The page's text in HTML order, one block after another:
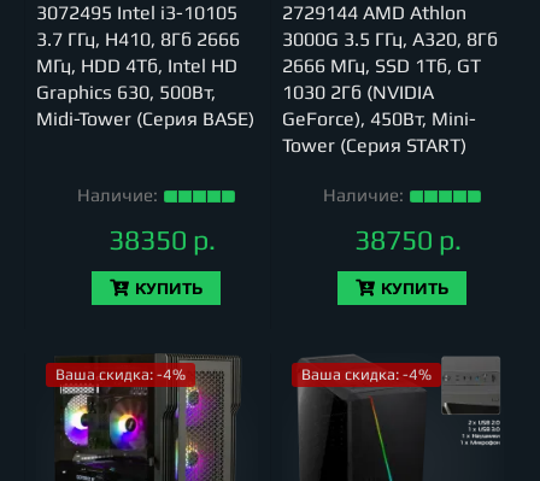
3072495 Intel i3-10105
3.7 ГГц, H410, 8Гб 2666
МГц, HDD 4Тб, Intel HD
Graphics 630, 500Вт,
Midi-Tower (Серия BASE)
Наличие:
38350 р.
КУПИТЬ
2729144 AMD Athlon
3000G 3.5 ГГц, A320, 8Гб
2666 МГц, SSD 1Тб, GT
1030 2Гб (NVIDIA
GeForce), 450Вт, Mini-
Tower (Серия START)
Наличие:
38750 р.
КУПИТЬ
Ваша скидка: -4% Ваша скидка: -4%